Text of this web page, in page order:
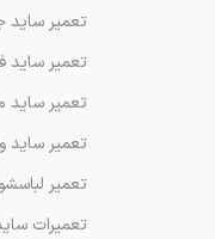
تعمیر ساید
تعمیر ساید
تعمیر ساید
تعمیر ساید
تعمیر
تعمیرات